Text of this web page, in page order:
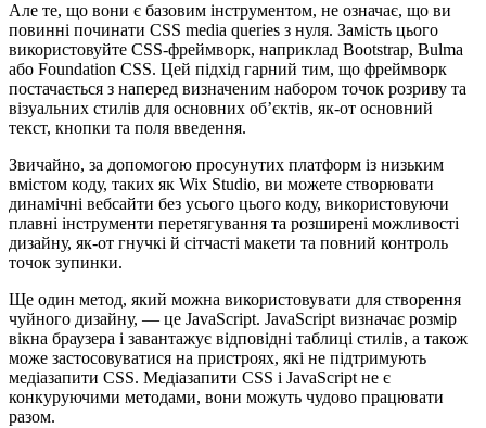
Але те, що вони є базовим інструментом, не означає, що ви
повинні починати CSS media queries з нуля. Замість цього
використовуйте CSS-фреймворк, наприклад Bootstrap, Bulma
або Foundation CSS. Цей підхід гарний тим, що фреймворк
постачається з наперед визначеним набором точок розриву та
візуальних стилів для основних об’єктів, як-от основний
текст, кнопки та поля введення.
Звичайно, за допомогою просунутих платформ із низьким
вмістом коду, таких як Wix Studio, ви можете створювати
динамічні вебсайти без усього цього коду, використовуючи
плавні інструменти перетягування та розширені можливості
дизайну, як-от гнучкі й сітчасті макети та повний контроль
точок зупинки.
Ще один метод, який можна використовувати для створення
чуйного дизайну, — це JavaScript. JavaScript визначає розмір
вікна браузера і завантажує відповідні таблиці стилів, а також
може застосовуватися на пристроях, які не підтримують
медіазапити CSS. Медіазапити CSS і JavaScript не є
конкуруючими методами, вони можуть чудово працювати
разом.